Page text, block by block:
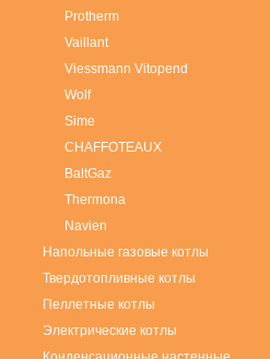
Protherm
Vaillant
Viessmann Vitopend
Wolf
Sime
СHAFFOTEAUX
BaltGaz
Thermona
Navien
Напольные газовые котлы
Твердотопливные котлы
Пеллетные котлы
Электрические котлы